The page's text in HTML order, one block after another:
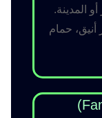
المدينة.
أنيق، حمام